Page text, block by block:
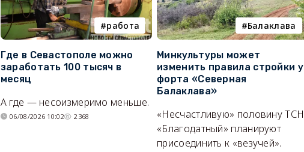
работа
Где в Севастополе можно
заработать 100 тысяч в
месяц
А где — несоизмеримо меньше.
06/08/2026 10:02 2368
Балаклава
Минкультуры может
изменить правила стройки у
форта «Северная
Балаклава»
«Несчастливую» половину ТСН
«Благодатный» планируют
присоединить к «везучей».